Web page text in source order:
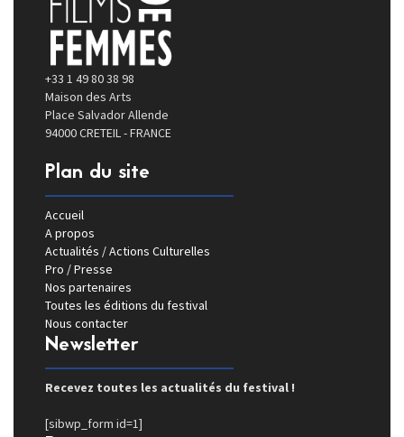
+33 1 49 80 38 98
Maison des Arts
Place Salvador Allende
94000 CRETEIL - FRANCE
Plan du site
Accueil
A propos
Actualités / Actions Culturelles
Pro / Presse
Nos partenaires
Toutes les éditions du festival
Nous contacter
Newsletter
Recevez toutes les actualités du festival !
[sibwp_form id=1]